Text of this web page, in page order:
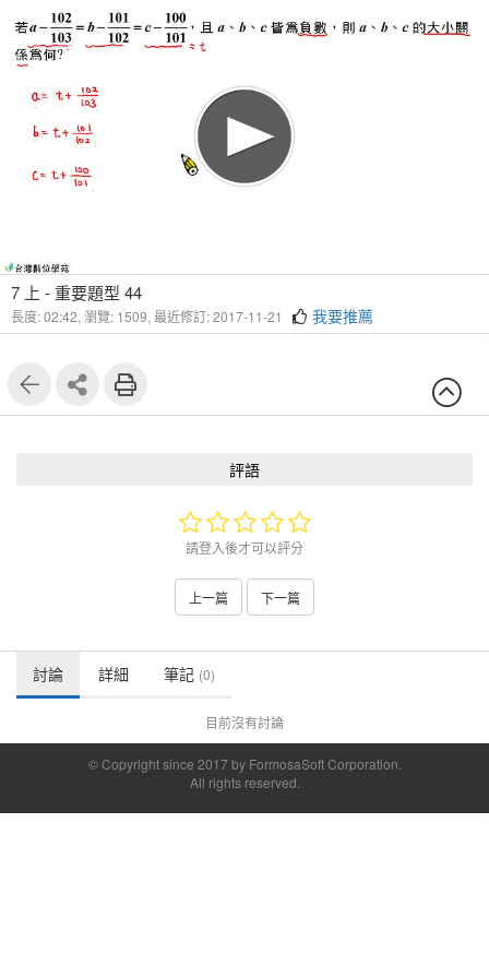
7 上 - 重要題型 44
長度: 02:42, 瀏覽: 1509, 最近修訂: 2017-11-21 我要推薦
評語
請登入後才可以評分
上一篇 下一篇
討論 詳細 筆記 (0)
目前沒有討論
© Copyright since 2017 by FormosaSoft Corporation.
All rights reserved.